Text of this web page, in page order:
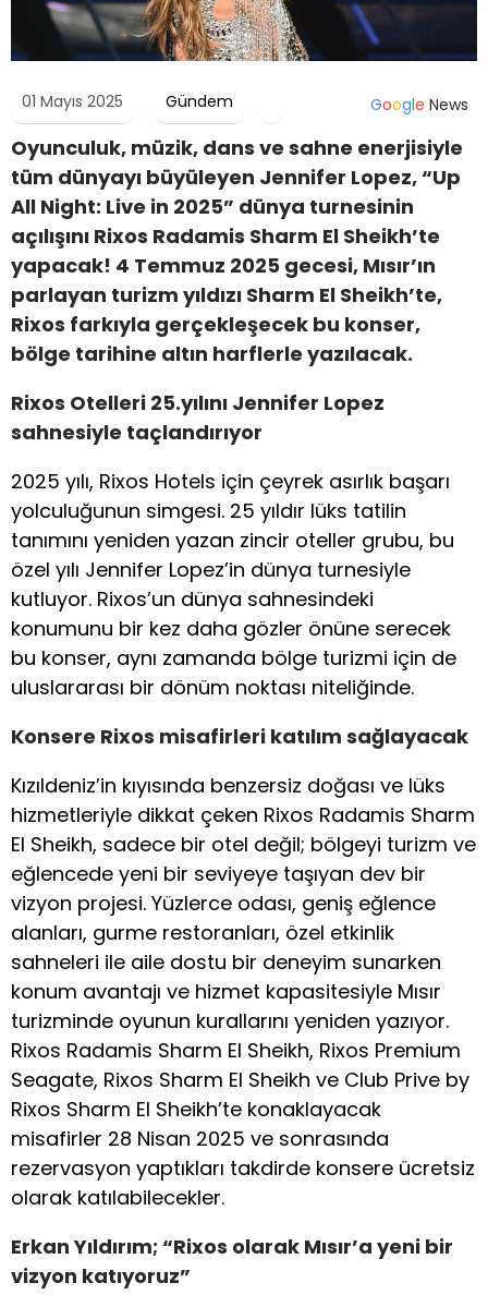
01 Mayıs 2025 Gündem Google News
Oyunculuk, müzik, dans ve sahne enerjisiyle
tüm dünyayı büyüleyen Jennifer Lopez,“Up
All Night: Live in 2025” dünya turnesinin
açılışını Rixos Radamis Sharm El Sheikh’te
yapacak! 4 Temmuz 2025 gecesi, Mısır’ın
parlayan turizm yıldızı Sharm El Sheikh’te,
Rixos farkıyla gerçekleşecek bu konser,
bölge tarihine altın harflerle yazılacak.
Rixos Otelleri 25.yılını Jennifer Lopez
sahnesiyle taçlandırıyor
2025 yılı, Rixos Hotels için çeyrek asırlık başarı
yolculuğunun simgesi. 25 yıldır lüks tatilin
tanımını yeniden yazan zincir oteller grubu, bu
özel yılı Jennifer Lopez’in dünya turnesiyle
kutluyor. Rixos’un dünya sahnesindeki
konumunu bir kez daha gözler önüne serecek
bu konser, aynı zamanda bölge turizmi için de
uluslararası bir dönüm noktası niteliğinde.
Konsere Rixos misafirleri katılım sağlayacak
Kızıldeniz’in kıyısında benzersiz doğası ve lüks
hizmetleriyle dikkat çeken Rixos Radamis Sharm
El Sheikh, sadece bir otel değil; bölgeyi turizm ve
eğlencede yeni bir seviyeye taşıyan dev bir
vizyon projesi. Yüzlerce odası, geniş eğlence
alanları, gurme restoranları, özel etkinlik
sahneleri ile aile dostu bir deneyim sunarken
konum avantajı ve hizmet kapasitesiyle Mısır
turizminde oyunun kurallarını yeniden yazıyor.
Rixos Radamis Sharm El Sheikh, Rixos Premium
Seagate, Rixos Sharm El Sheikh ve Club Prive by
Rixos Sharm El Sheikh’te konaklayacak
misafirler 28 Nisan 2025 ve sonrasında
rezervasyon yaptıkları takdirde konsere ücretsiz
olarak katılabilecekler.
Erkan Yıldırım; “Rixos olarak Mısır’a yeni bir
vizyon katıyoruz”